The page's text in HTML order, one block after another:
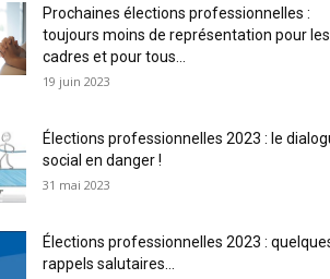
Prochaines élections professionnelles :
toujours moins de représentation pour les
cadres et pour tous...
19 juin 2023
Élections professionnelles 2023 : le
social en danger !
31 mai 2023
Élections professionnelles 2023 :
rappels salutaires…